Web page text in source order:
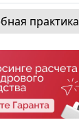
практика